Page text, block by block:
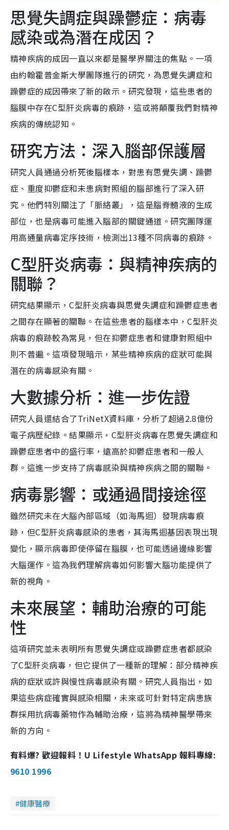
思覺失調症與躁鬱症：病毒
感染或為潛在成因？
精神疾病的成因一直以來都是醫學界關注的焦點。一項
由約翰霍普金斯大學團隊進行的研究，為思覺失調症和
躁鬱症的成因帶來了新的啟示。研究發現，這些患者的
腦膜中存在C型肝炎病毒的痕跡，這或將顛覆我們對精神
疾病的傳統認知。
研究方法：深入腦部保護層
研究人員通過分析死後腦樣本，對患有思覺失調、躁鬱
症、重度抑鬱症和未患病對照組的腦部進行了深入研
究。他們特別關注了「脈絡叢」，這是腦脊髓液的生成
部位，也是病毒可能進入腦部的關鍵通道。研究團隊運
用高通量病毒定序技術，檢測出13種不同病毒的痕跡。
C型肝炎病毒：與精神疾病的
關聯？
研究結果顯示，C型肝炎病毒與思覺失調症和躁鬱症患者
之間存在顯著的關聯。在這些患者的腦樣本中，C型肝炎
病毒的痕跡較為常見，但在抑鬱症患者和健康對照組中
則不普遍。這項發現暗示，某些精神疾病的症狀可能與
潛在的病毒感染有關。
大數據分析：進一步佐證
研究人員還結合了TriNetX資料庫，分析了超過2.8億份
電子病歷紀錄。結果顯示，C型肝炎病毒在思覺失調症和
躁鬱症患者中的盛行率，遠高於抑鬱症患者和一般人
群。這進一步支持了病毒感染與精神疾病之間的關聯。
病毒影響：或通過間接途徑
雖然研究未在大腦內部區域（如海馬迴）發現病毒痕
跡，但C型肝炎病毒感染的患者，其海馬迴基因表現出現
變化，顯示病毒即使停留在腦膜，也可能透過邊緣影響
大腦運作。這為我們理解病毒如何影響大腦功能提供了
新的視角。
未來展望：輔助治療的可能
性
這項研究並未表明所有思覺失調症或躁鬱症患者都感染
了C型肝炎病毒，但它提供了一種新的理解：部分精神疾
病的症狀或許與慢性病毒感染有關。研究人員指出，如
果這些病症確實與感染相關，未來或可針對特定病患族
群採用抗病毒藥物作為輔助治療，這將為精神醫學帶來
新的方向。
有料爆? 歡迎報料！U Lifestyle WhatsApp 報料專線:
9610 1996
健康醫療